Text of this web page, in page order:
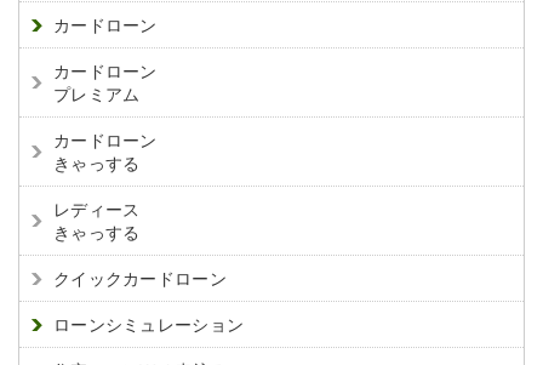
カードローン
カードローン
プレミアム
カードローン
きゃっする
レディース
きゃっする
クイックカードローン
ローンシミュレーション